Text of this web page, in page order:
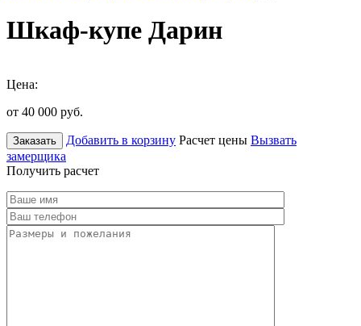
Шкаф-купе Дарин
Цена:
от 40 000 руб.
Заказать Добавить в корзину Расчет цены Вызвать
замерщика
Получить расчет